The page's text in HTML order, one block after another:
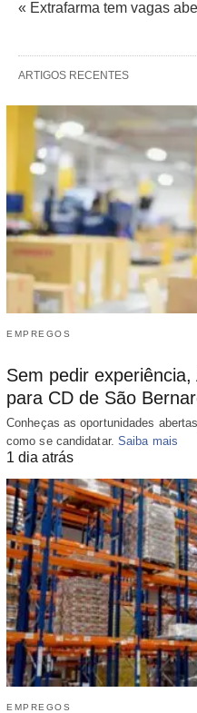
« Extrafarma tem vagas
ARTIGOS RECENTES
EMPREGOS
Sem pedir
para CD de São
Conheças as oportunidades
como se candidatar. Saiba mais
1 dia atrás
EMPREGOS